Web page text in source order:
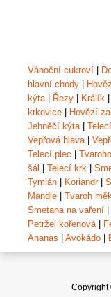
Vánoční cukroví
hlavní chody
kýta| Řezy Králík
krkovice
Hovězí
Jehněčí kýta|
Vepřová hlava|
Telecí plec
šál
Telecí krk
Tymián
Koriandr|
Mandle
Tvaroh
Smetana na vaření
Petržel kořenová|
Ananas
Avokádo
Copyright